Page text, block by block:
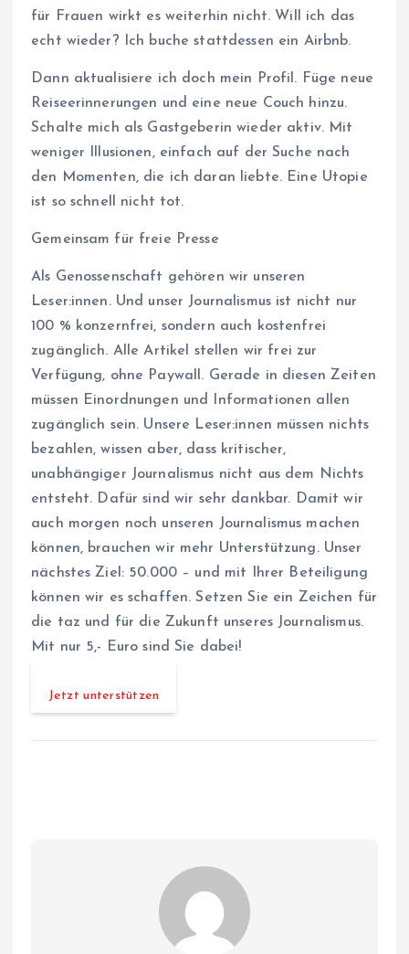
für Frauen wirkt es weiterhin nicht. Will ich das
echt wieder? Ich buche stattdessen ein Airbnb.
Dann aktualisiere ich doch mein Profil. Füge neue
Reiseerinnerungen und eine neue Couch hinzu.
Schalte mich als Gastgeberin wieder aktiv. Mit
weniger Illusionen, einfach auf der Suche nach
den Momenten, die ich daran liebte. Eine Utopie
ist so schnell nicht tot.
Gemeinsam für freie Presse
Als Genossenschaft gehören wir unseren
Leser:innen. Und unser Journalismus ist nicht nur
100 % konzernfrei, sondern auch kostenfrei
zugänglich. Alle Artikel stellen wir frei zur
Verfügung, ohne Paywall. Gerade in diesen Zeiten
müssen Einordnungen und Informationen allen
zugänglich sein. Unsere Leser:innen müssen nichts
bezahlen, wissen aber, dass kritischer,
unabhängiger Journalismus nicht aus dem Nichts
entsteht. Dafür sind wir sehr dankbar. Damit wir
auch morgen noch unseren Journalismus machen
können, brauchen wir mehr Unterstützung. Unser
nächstes Ziel: 50.000 – und mit Ihrer Beteiligung
können wir es schaffen. Setzen Sie ein Zeichen für
die taz und für die Zukunft unseres Journalismus.
Mit nur 5,- Euro sind Sie dabei!
Jetzt unterstützen